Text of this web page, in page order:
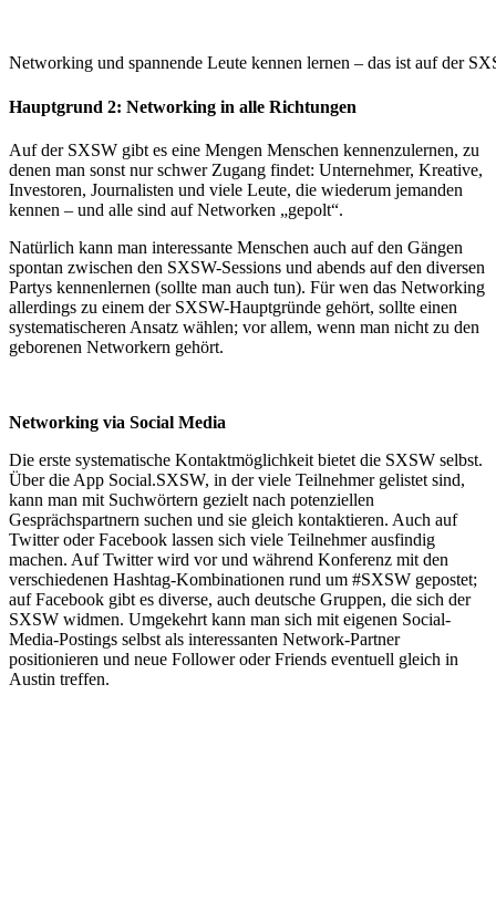
Networking und spannende Leute kennen lernen – das ist auf der
Hauptgrund 2: Networking in alle Richtungen
Auf der SXSW gibt es eine Mengen Menschen kennenzulernen, zu
denen man sonst nur schwer Zugang findet: Unternehmer, Kreative,
Investoren, Journalisten und viele Leute, die wiederum jemanden
kennen – und alle sind auf Networken „gepolt“.
Natürlich kann man interessante Menschen auch auf den Gängen
spontan zwischen den SXSW-Sessions und abends auf den diversen
Partys kennenlernen (sollte man auch tun). Für wen das Networking
allerdings zu einem der SXSW-Hauptgründe gehört, sollte einen
systematischeren Ansatz wählen; vor allem, wenn man nicht zu den
geborenen Networkern gehört.
Networking via Social Media
Die erste systematische Kontaktmöglichkeit bietet die SXSW selbst.
Über die App Social.SXSW, in der viele Teilnehmer gelistet sind,
kann man mit Suchwörtern gezielt nach potenziellen
Gesprächspartnern suchen und sie gleich kontaktieren. Auch auf
Twitter oder Facebook lassen sich viele Teilnehmer ausfindig
machen. Auf Twitter wird vor und während Konferenz mit den
verschiedenen Hashtag-Kombinationen rund um #SXSW gepostet;
auf Facebook gibt es diverse, auch deutsche Gruppen, die sich der
SXSW widmen. Umgekehrt kann man sich mit eigenen Social-
Media-Postings selbst als interessanten Network-Partner
positionieren und neue Follower oder Friends eventuell gleich in
Austin treffen.